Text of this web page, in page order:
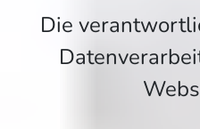
Die